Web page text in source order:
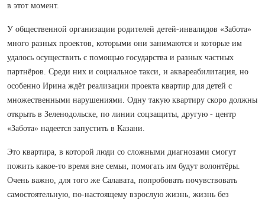
в этот момент.
У общественной организации родителей детей-инвалидов «Забота»
много разных проектов, которыми они занимаются и которые им
удалось осуществить с помощью государства и разных частных
партнёров. Среди них и социальное такси, и аквареабилитация, но
особенно Ирина ждёт реализации проекта квартир для детей с
множественными нарушениями. Одну такую квартиру скоро должны
открыть в Зеленодольске, по линии соцзащиты, другую - центр
«Забота» надеется запустить в Казани.
Это квартира, в которой люди со сложными диагнозами смогут
пожить какое-то время вне семьи, помогать им будут волонтёры.
Очень важно, для того же Салавата, попробовать почувствовать
самостоятельную, по-настоящему взрослую жизнь, жизнь без